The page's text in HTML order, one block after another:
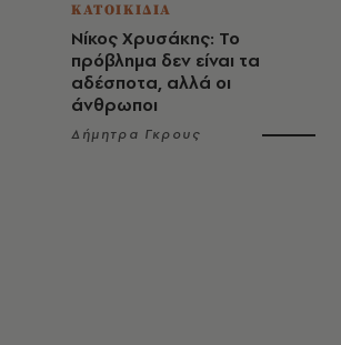
ΚΑΤΟΙΚΙΔΙΑ
Νίκος Χρυσάκης: Το
πρόβλημα δεν είναι τα
αδέσποτα, αλλά οι
άνθρωποι
Δήμητρα Γκρους